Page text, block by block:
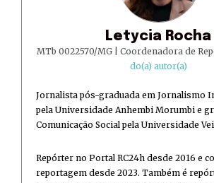
Letycia Rocha
MTb 0022570/MG | Coordenadora de
do(a) autor(a)
Jornalista pós-graduada em Jornalismo
pela Universidade Anhembi Morumbi e
Comunicação Social pela Universidade
Repórter no Portal RC24h desde 2016 e
reportagem desde 2023. Também é